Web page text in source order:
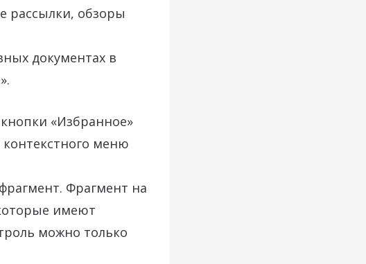
рассылки, обзоры
документах в
«Избранное»
меню
Фрагмент на
имеют
можно только